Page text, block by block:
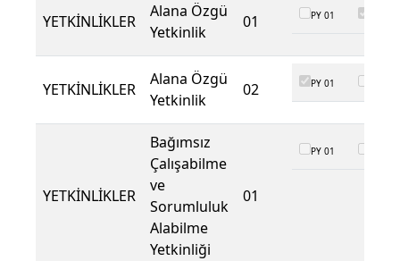
YETKİNLİKLER
Alana Özgü
Yetkinlik
01 PY 01
YETKİNLİKLER
Alana Özgü
Yetkinlik
02 PY 01
YETKİNLİKLER
Bağımsız
Çalışabilme
ve
Sorumluluk
Alabilme
Yetkinliği
01
PY 01